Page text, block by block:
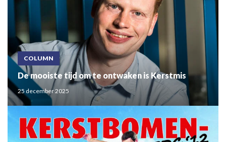
COLUMN
De mooiste tijd om te ontwaken is Kerstmis
25 december 2025